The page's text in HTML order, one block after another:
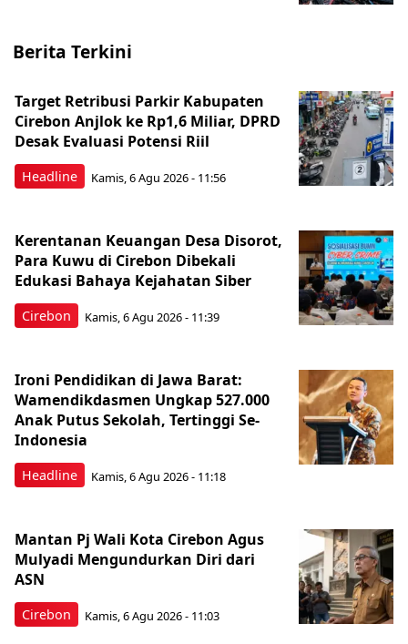
Berita Terkini
Headline
Target Retribusi Parkir Kabupaten
Cirebon Anjlok ke Rp1,6 Miliar, DPRD
Desak Evaluasi Potensi Riil
Kamis, 6 Agu 2026 - 11:56
Cirebon
Kerentanan Keuangan Desa Disorot,
Para Kuwu di Cirebon Dibekali
Edukasi Bahaya Kejahatan Siber
Kamis, 6 Agu 2026 - 11:39
Headline
Ironi Pendidikan di Jawa Barat:
Wamendikdasmen Ungkap 527.000
Anak Putus Sekolah, Tertinggi Se-
Indonesia
Kamis, 6 Agu 2026 - 11:18
Cirebon
Mantan Pj Wali Kota Cirebon Agus
Mulyadi Mengundurkan Diri dari
ASN
Kamis, 6 Agu 2026 - 11:03